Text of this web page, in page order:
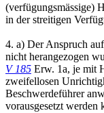
(verfügungsmässige)
in der streitigen
4. a) Der Anspruch
nicht herangezogen
V 185 Erw. 1a, je mit
zweifellosen
Beschwerdeführer
vorausgesetzt werden